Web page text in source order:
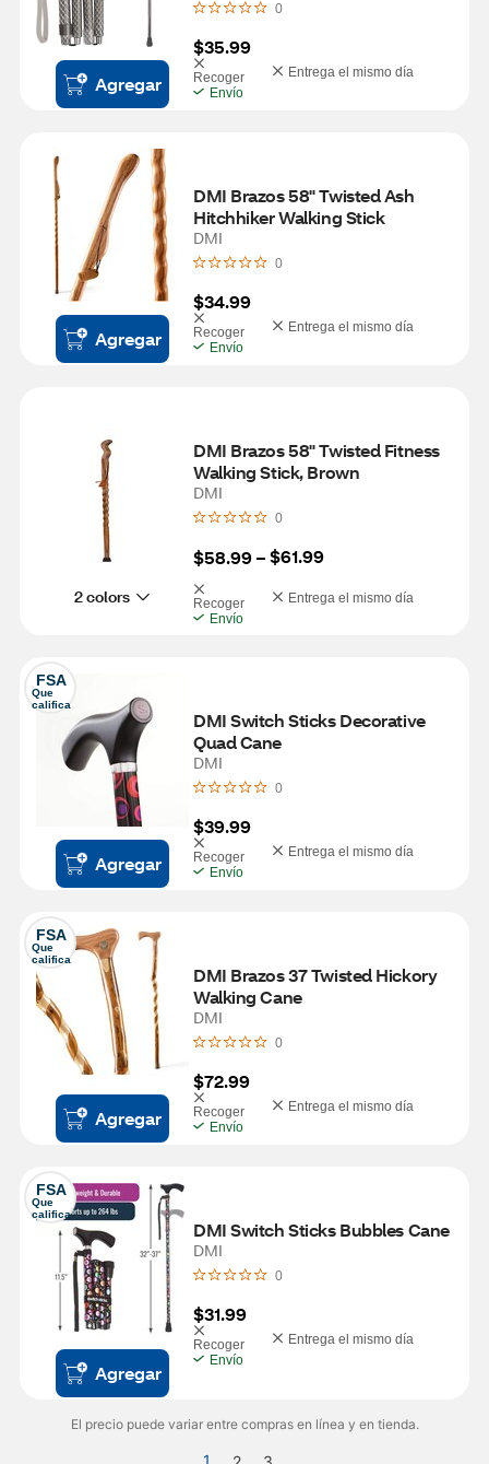
Agregar
0
$35.99
Recoger
Entrega el mismo día
Envío
Agregar
DMI Brazos 58" Twisted Ash
Hitchhiker Walking Stick
DMI
0
$34.99
Recoger
Entrega el mismo día
Envío
2 colors
DMI Brazos 58" Twisted Fitness
Walking Stick, Brown
DMI
0
$58.99 – $61.99
Recoger
Entrega el mismo día
Envío
FSA
Que
califica
Agregar
DMI Switch Sticks Decorative
Quad Cane
DMI
0
$39.99
Recoger
Entrega el mismo día
Envío
FSA
Que
califica
Agregar
DMI Brazos 37 Twisted Hickory
Walking Cane
DMI
0
$72.99
Recoger
Entrega el mismo día
Envío
FSA
Que
califica
Agregar
DMI Switch Sticks Bubbles Cane
DMI
0
$31.99
Recoger
Entrega el mismo día
Envío
El precio puede variar entre compras en línea y en tienda.
1